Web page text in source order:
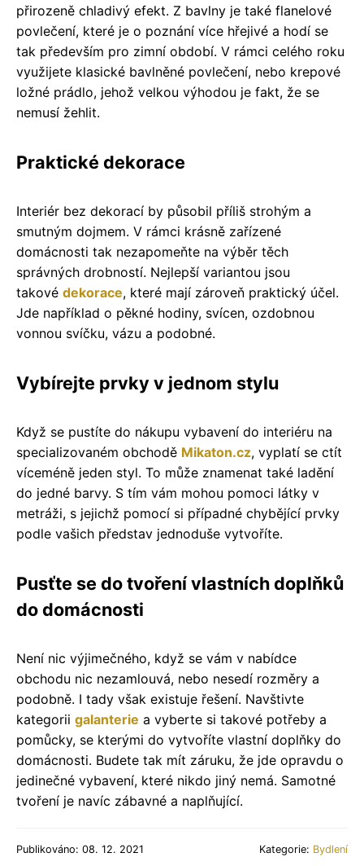
přirozeně chladivý efekt. Z bavlny je také flanelové
povlečení, které je o poznání více hřejivé a hodí se
tak především pro zimní období. V rámci celého roku
využijete klasické bavlněné povlečení, nebo krepové
ložné prádlo, jehož velkou výhodou je fakt, že se
nemusí žehlit.
Praktické dekorace
Interiér bez dekorací by působil příliš strohým a
smutným dojmem. V rámci krásně zařízené
domácnosti tak nezapomeňte na výběr těch
správných drobností. Nejlepší variantou jsou
takové dekorace, které mají zároveň praktický účel.
Jde například o pěkné hodiny, svícen, ozdobnou
vonnou svíčku, vázu a podobné.
Vybírejte prvky v jednom stylu
Když se pustíte do nákupu vybavení do interiéru na
specializovaném obchodě Mikaton.cz, vyplatí se ctít
víceméně jeden styl. To může znamenat také ladění
do jedné barvy. S tím vám mohou pomoci látky v
metráži, s jejichž pomocí si případné chybějící prvky
podle vašich představ jednoduše vytvoříte.
Pusťte se do tvoření vlastních doplňků
do domácnosti
Není nic výjimečného, když se vám v nabídce
obchodu nic nezamlouvá, nebo nesedí rozměry a
podobně. I tady však existuje řešení. Navštivte
kategorii galanterie a vyberte si takové potřeby a
pomůcky, se kterými do vytvoříte vlastní doplňky do
domácnosti. Budete tak mít záruku, že jde opravdu o
jedinečné vybavení, které nikdo jiný nemá. Samotné
tvoření je navíc zábavné a naplňující.
Publikováno: 08. 12. 2021 Kategorie: Bydlení